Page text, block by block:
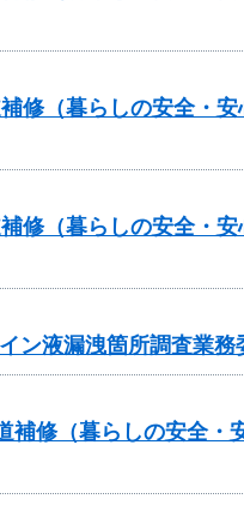
修（暮らしの安全・
修（暮らしの安全・
液漏洩箇所調査業務
修（暮らしの安全・